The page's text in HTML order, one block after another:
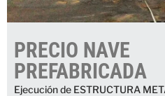
PRECIO NAVE
PREFABRICADA
Ejecución de ESTRUCTURA